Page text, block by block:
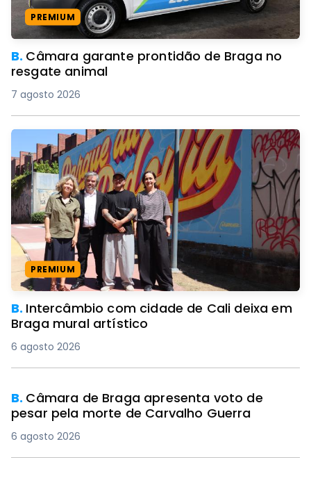
PREMIUM
B. Câmara garante prontidão de Braga no
resgate animal
7 agosto 2026
PREMIUM
B. Intercâmbio com cidade de Cali deixa em
Braga mural artístico
6 agosto 2026
B. Câmara de Braga apresenta voto de
pesar pela morte de Carvalho Guerra
6 agosto 2026